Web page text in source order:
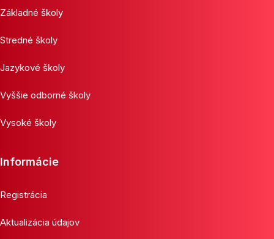
Základné školy
Stredné školy
Jazykové školy
Vyššie odborné školy
Vysoké školy
Informácie
Registrácia
Aktualizácia údajov